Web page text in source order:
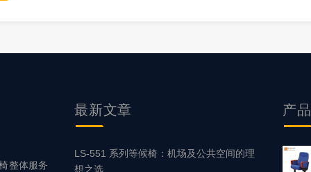
整体服务
最新文章
LS-551 系列等候椅：机场及公共空间的理
想之选
产品